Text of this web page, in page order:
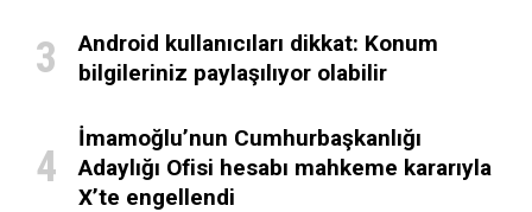
Android kullanıcıları dikkat: Konum
bilgileriniz paylaşılıyor olabilir
İmamoğlu’nun Cumhurbaşkanlığı
Adaylığı Ofisi hesabı mahkeme kararıyla
X’te engellendi